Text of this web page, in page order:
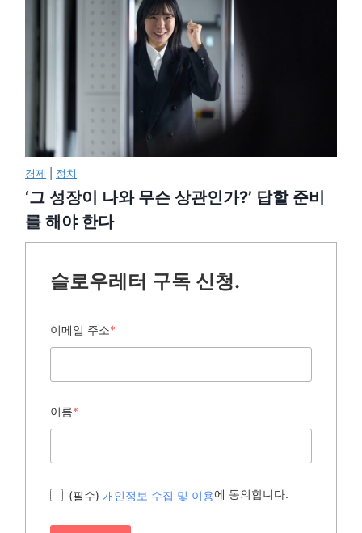
경제 정치
‘그 성장이 나와 무슨 상관인가?’ 답할 준비
를 해야 한다
슬로우레터 구독 신청.
이메일 주소*
이름*
(필수) 개인정보 수집 및 이용에 동의합니다.